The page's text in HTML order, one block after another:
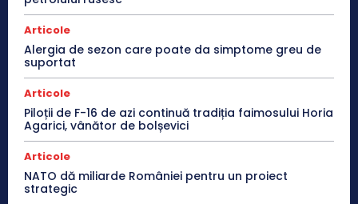
Articole
Alergia de sezon care poate da simptome greu de
suportat
Articole
Piloții de F-16 de azi continuă tradiția faimosului Horia
Agarici, vânător de bolșevici
Articole
NATO dă miliarde României pentru un proiect
strategic